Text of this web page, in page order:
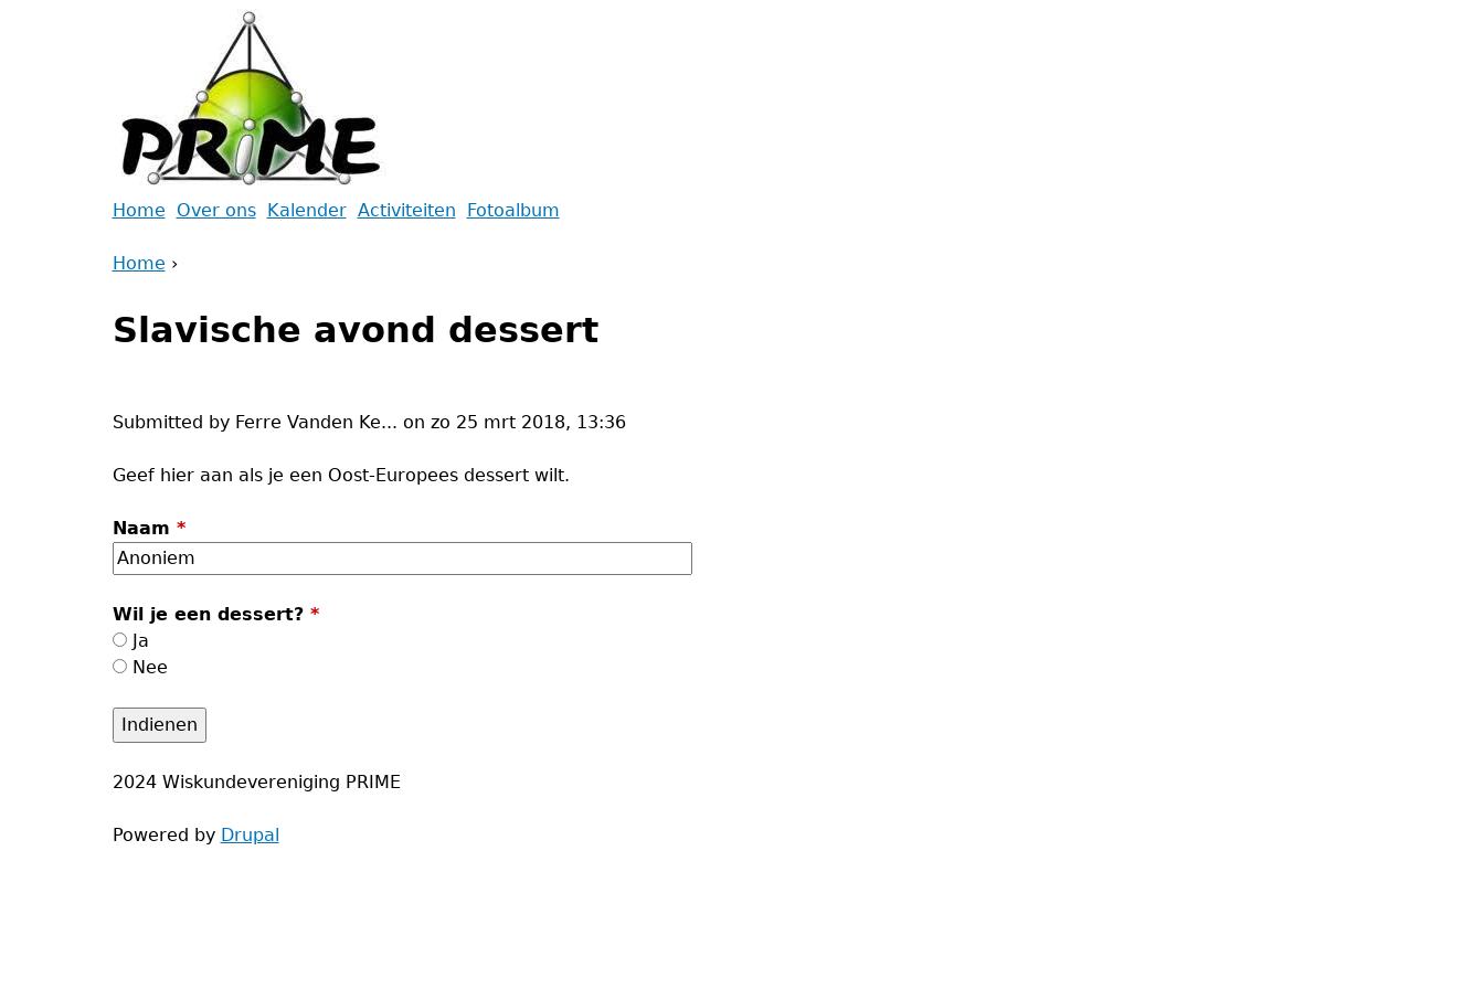
are
Home ›
to
top
Slavische avond dessert
Submitted by Ferre Vanden Ke... on zo 25 mrt 2018, 13:36
Geef hier aan als je een Oost-Europees dessert wilt.
Naam *
Wil je een dessert? *
Ja
Nee
Back
top
Home Over ons Kalender Activiteiten Fotoalbum
2024 Wiskundevereniging PRIME
Powered by Drupal